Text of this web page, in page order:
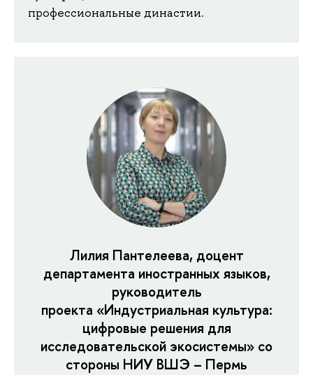
профессиональные династии.
Лилия Пантелеева, доцент
департамента иностранных языков,
руководитель
проекта «Индустриальная культура:
цифровые решения для
исследовательской экосистемы» со
стороны НИУ ВШЭ – Пермь